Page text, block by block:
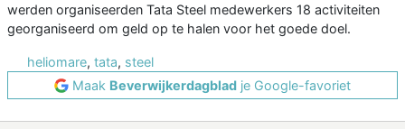
werden organiseerden Tata Steel medewerkers 18 activiteiten
georganiseerd om geld op te halen voor het goede doel.
heliomare, tata, steel
Maak Beverwijkerdagblad je Google-favoriet